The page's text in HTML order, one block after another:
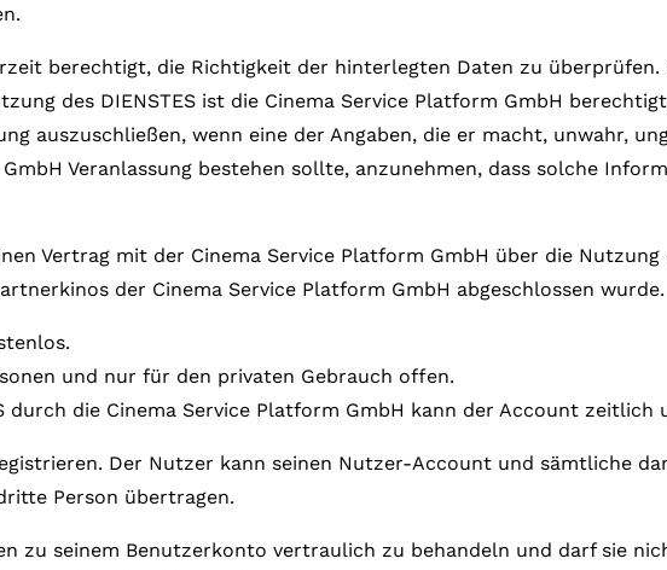
berechtigt, die Richtigkeit der hinterlegten Daten zu
des DIENSTES ist die Cinema Service Platform GmbH
auszuschließen, wenn eine der Angaben, die er macht, unwahr,
Veranlassung bestehen sollte, anzunehmen, dass solche
Vertrag mit der Cinema Service Platform GmbH über die Nutzung
der Cinema Service Platform GmbH abgeschlossen wurde.
und nur für den privaten Gebrauch offen.
durch die Cinema Service Platform GmbH kann der Account
Der Nutzer kann seinen Nutzer-Account und sämtliche
Person übertragen.
zu seinem Benutzerkonto vertraulich zu behandeln und darf sie